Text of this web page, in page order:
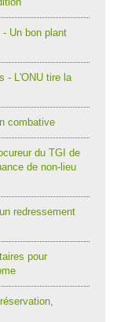
- Un bon plant
- L'ONU tire la
combative
du TGI de
de non-lieu
redressement
pour